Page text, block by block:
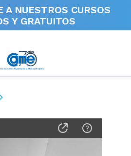
A NUESTROS CURSOS
Y GRATUITOS